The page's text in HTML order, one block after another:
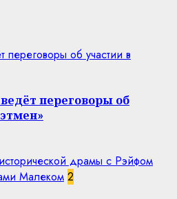
переговоры об участии в
переговоры об
драмы с Рэйфом
Малеком 2